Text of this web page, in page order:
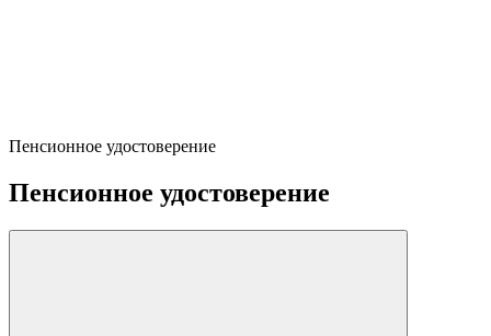
Пенсионное удостоверение
Пенсионное удостоверение